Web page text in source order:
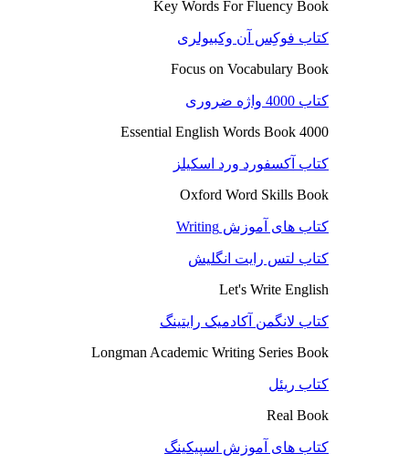
Key Words For Fluency Book
کتاب فوکِس آن وکبیولری
Focus on Vocabulary Book
کتاب 4000 واژه ضروری
4000 Essential English Words Book
کتاب آکسفورد ورد اسکیلز
Oxford Word Skills Book
کتاب های آموزش Writing
کتاب لتس رایت انگلیش
Let's Write English
کتاب لانگمن آکادمیک رایتینگ
Longman Academic Writing Series Book
کتاب ریئل
Real Book
کتاب های آموزش اسپیکینگ